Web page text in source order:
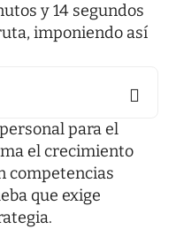
y 14 segundos
imponiendo así
para el
el crecimiento
competencias
que exige